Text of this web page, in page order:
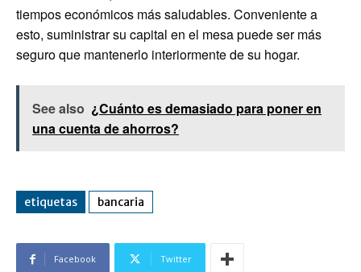
tiempos económicos más saludables. Conveniente a
esto, suministrar su capital en el mesa puede ser más
seguro que mantenerlo interiormente de su hogar.
See also ¿Cuánto es demasiado para poner en
una cuenta de ahorros?
etiquetas bancaria
Facebook Twitter